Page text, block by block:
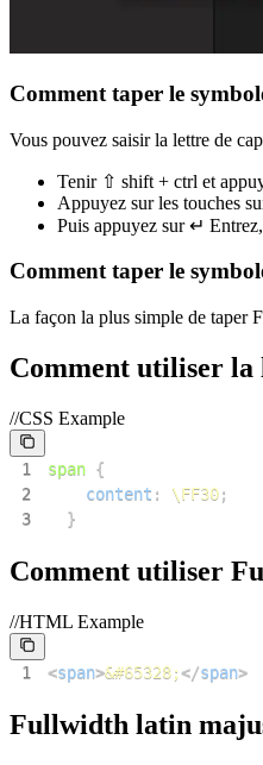
Comment taper le
Vous pouvez saisir la lettre de
Tenir ⇧ shift + ctrl et
Appuyez sur les touches
Puis appuyez sur ↵
Comment taper le
La façon la plus simple de taper
Comment utiliser la
//CSS Example
1 span {
2
content : \FF30;
3
}
Comment utiliser
//HTML Example
1 <span>&#65328;</span>
Fullwidth latin